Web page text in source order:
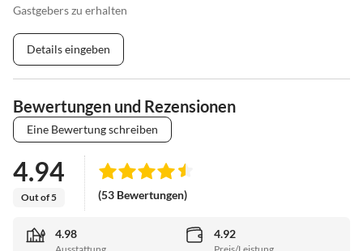
Gastgebers zu erhalten
Details eingeben
Bewertungen und Rezensionen
Eine Bewertung schreiben
4.94
Out of 5 (53 Bewertungen)
4.98 4.92